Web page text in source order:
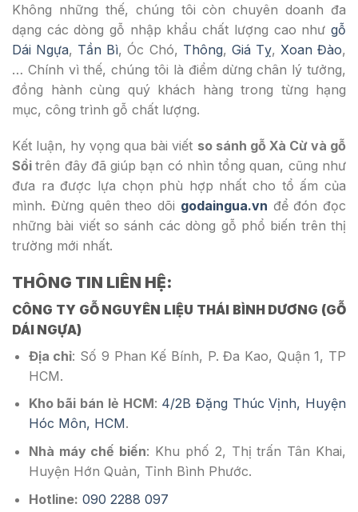
Không những thế, chúng tôi còn chuyên doanh đa
dạng các dòng gỗ nhập khẩu chất lượng cao như gỗ
Dái Ngựa, Tần Bì, Óc Chó, Thông, Giá Tỵ, Xoan Đào,
… Chính vì thế, chúng tôi là điểm dừng chân lý tưởng,
đồng hành cùng quý khách hàng trong từng hạng
mục, công trình gỗ chất lượng.
Kết luận, hy vọng qua bài viết so sánh gỗ Xà Cừ và gỗ
Sồitrên đây đã giúp bạn có nhìn tổng quan, cũng như
đưa ra được lựa chọn phù hợp nhất cho tổ ấm của
mình. Đừng quên theo dõi godaingua.vn để đón đọc
những bài viết so sánh các dòng gỗ phổ biến trên thị
trường mới nhất.
THÔNG TIN LIÊN HỆ:
CÔNG TY GỖ NGUYÊN LIỆU THÁI BÌNH DƯƠNG (GỖ
DÁI NGỰA)
Địa chỉ: Số 9 Phan Kế Bính, P. Đa Kao, Quận 1, TP
HCM.
Kho bãi bán lẻ HCM: 4/2B Đặng Thúc Vịnh, Huyện
Hóc Môn, HCM.
Nhà máy chế biến: Khu phố 2, Thị trấn Tân Khai,
Huyện Hớn Quản, Tỉnh Bình Phước.
Hotline: 090 2288 097